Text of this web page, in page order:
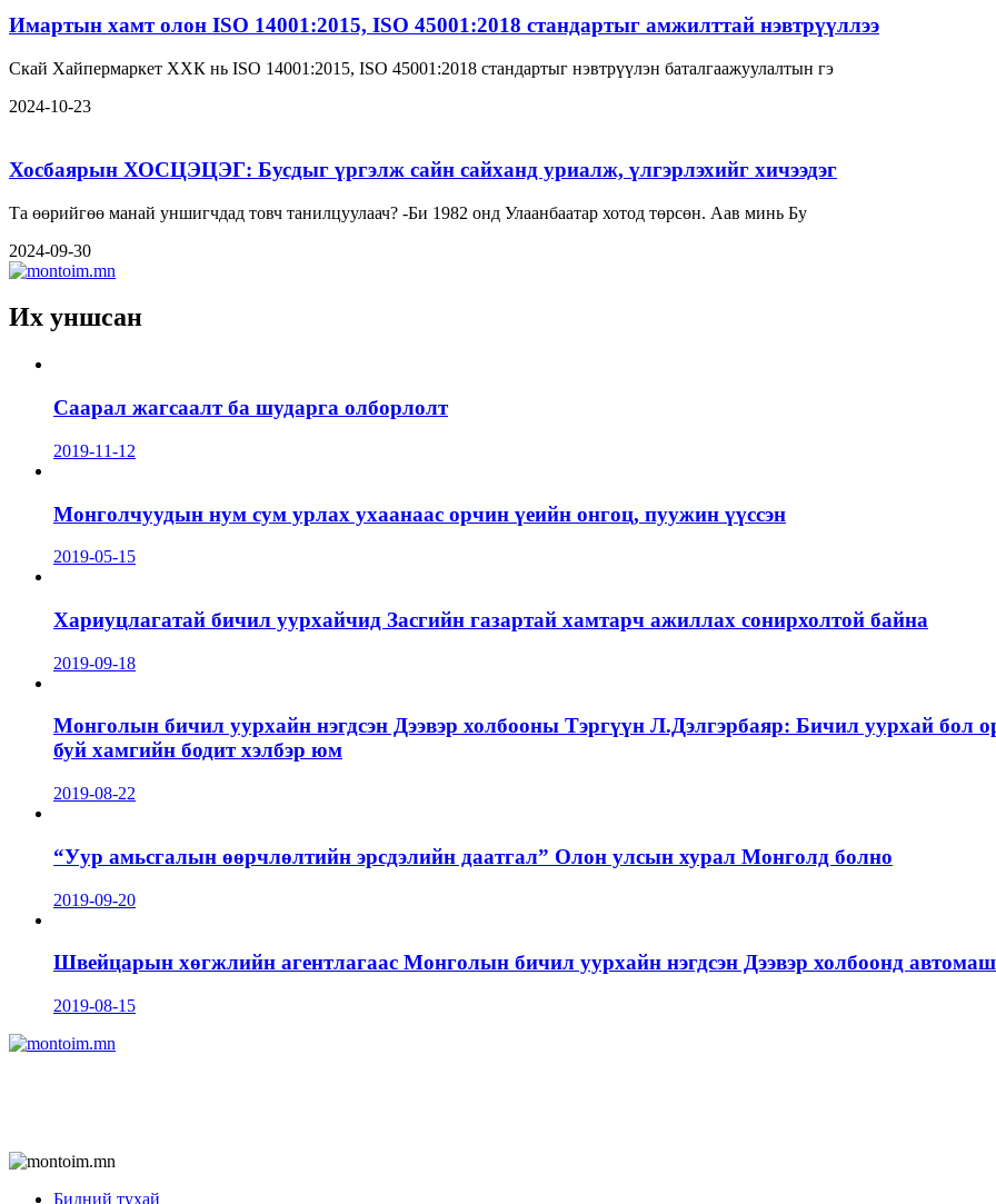
Имартын хамт олон ISO 14001:2015, ISO 45001:2018 стандартыг амжилттай нэвтрүүллээ
Скай Хайпермаркет ХХК нь ISO 14001:2015, ISO 45001:2018 стандартыг нэвтрүүлэн баталгаажуулалтын гэ
2024-10-23
Хосбаярын ХОСЦЭЦЭГ: Бусдыг үргэлж сайн сайханд уриалж, үлгэрлэхийг хичээдэг
Та өөрийгөө манай уншигчдад товч танилцуулаач? -Би 1982 онд Улаанбаатар хотод төрсөн. Аав минь Бу
2024-09-30
Их уншсан
Саарал жагсаалт ба шударга олборлолт
2019-11-12
Монголчуудын нум сум урлах ухаанаас орчин үеийн онгоц, пуужин үүссэн
2019-05-15
Хариуцлагатай бичил уурхайчид Засгийн газартай хамтарч ажиллах сонирхолтой байна
2019-09-18
Монголын бичил уурхайн нэгдсэн Дээвэр холбооны Тэргүүн Л.Дэлгэрбаяр: Бичил уурхай бол
буй хамгийн бодит хэлбэр юм
2019-08-22
“Уур амьсгалын өөрчлөлтийн эрсдэлийн даатгал” Олон улсын хурал Монголд болно
2019-09-20
Швейцарын хөгжлийн агентлагаас Монголын бичил уурхайн нэгдсэн Дээвэр холбоонд
2019-08-15
Бидний тухай